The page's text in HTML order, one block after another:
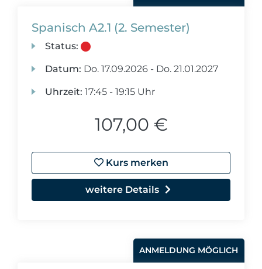
Spanisch A2.1 (2. Semester)
Status:
Datum: Do. 17.09.2026 - Do. 21.01.2027
Uhrzeit: 17:45 - 19:15 Uhr
107,00 €
Kurs merken
weitere Details
ANMELDUNG MÖGLICH